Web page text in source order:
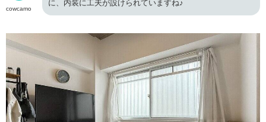
cowcamo
に、内装に工夫が設けられていますね♪